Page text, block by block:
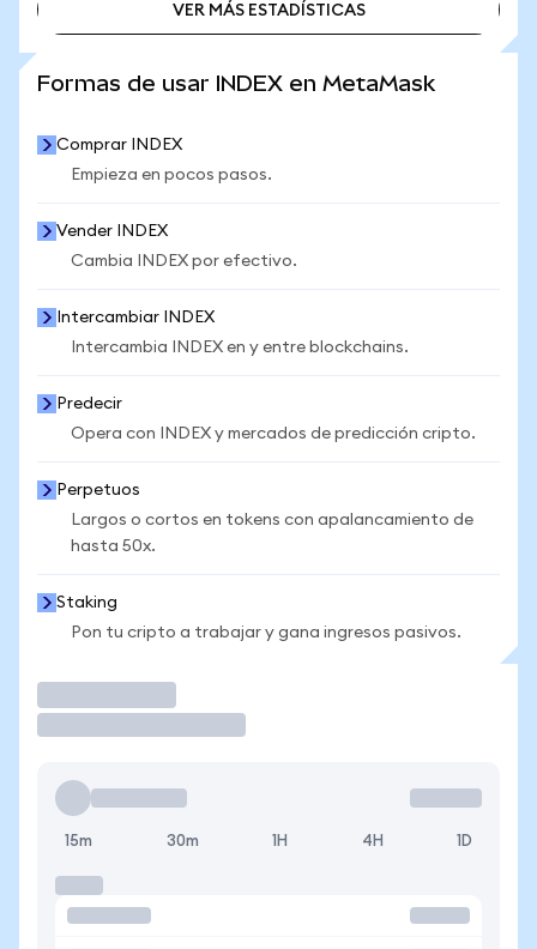
VER MÁS ESTADÍSTICAS
Formas de usar INDEX en MetaMask
Comprar INDEX
Empieza en pocos pasos.
Vender INDEX
Cambia INDEX por efectivo.
Intercambiar INDEX
Intercambia INDEX en y entre blockchains.
Predecir
Opera con INDEX y mercados de predicción cripto.
Perpetuos
Largos o cortos en tokens con apalancamiento de
hasta 50x.
Staking
Pon tu cripto a trabajar y gana ingresos pasivos.
15m 30m 1H 4H 1D